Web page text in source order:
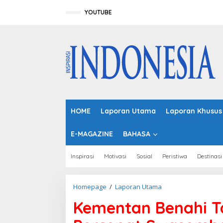
YOUTUBE
HOME Laporan Utama Laporan Khusus
E-MAGAZINE BAHASA
Inspirasi Motivasi Sosial Peristiwa Destinasi
Homepage / Laporan Utama
m
e
Kementan Benahi